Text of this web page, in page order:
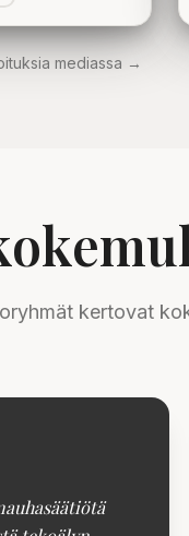
mediassa →
kertovat